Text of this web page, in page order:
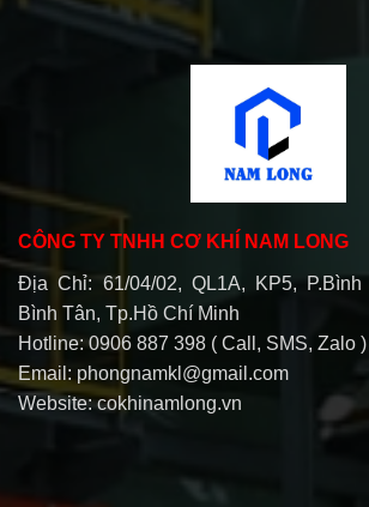
CÔNG TY TNHH CƠ KHÍ NAM LONG
Địa Chỉ: 61/04/02, QL1A, KP5,
Bình Tân, Tp.Hồ Chí Minh
Hotline: 0906 887 398 ( Call, SMS, Zalo )
Email: phongnamkl@gmail.com
Website: cokhinamlong.vn